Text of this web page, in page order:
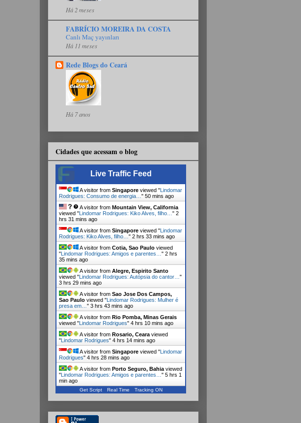
Há 2 meses
FABRÍCIO MOREIRA DA COSTA
Canlı Maç yayınları
Há 11 meses
Rede Blogs do Ceará
Há 7 anos
Cidades que acessam o blog
Live Traffic Feed
A visitor from Singapore viewed " Lindomar
Rodrigues: Consumo de energia… " 50 mins ago
A visitor from Mountain View, California
viewed " Lindomar Rodrigues: Kiko Alves, filho… " 2
hrs 31 mins ago
A visitor from Singapore viewed " Lindomar
Rodrigues: Kiko Alves, filho… " 2 hrs 33 mins ago
A visitor from Cotia, Sao Paulo viewed
" Lindomar Rodrigues: Amigos e parentes… " 2 hrs
35 mins ago
A visitor from Alegre, Espirito Santo
viewed " Lindomar Rodrigues: Autópsia do cantor… "
3 hrs 29 mins ago
A visitor from Sao Jose Dos Campos,
Sao Paulo viewed " Lindomar Rodrigues: Mulher é
presa em… " 3 hrs 43 mins ago
A visitor from Rio Pomba, Minas Gerais
viewed " Lindomar Rodrigues" 4 hrs 10 mins ago
A visitor from Rosario, Ceara viewed
" Lindomar Rodrigues" 4 hrs 14 mins ago
A visitor from Singapore viewed " Lindomar
Rodrigues" 4 hrs 28 mins ago
A visitor from Porto Seguro, Bahia viewed
" Lindomar Rodrigues: Amigos e parentes… " 5 hrs 1
min ago
Get Script Real Time Tracking ON